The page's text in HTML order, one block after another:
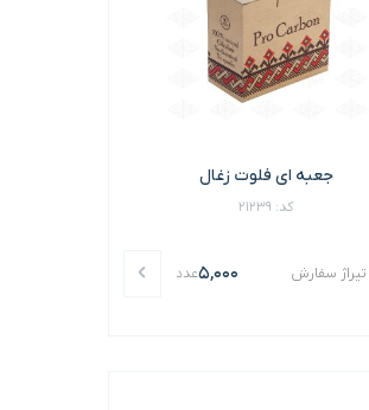
جعبه ای فلوت زغال
کد: 21239
سفارش 5,000عدد